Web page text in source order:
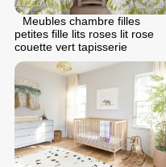
Meubles chambre filles
petites fille lits roses lit rose
couette vert tapisserie